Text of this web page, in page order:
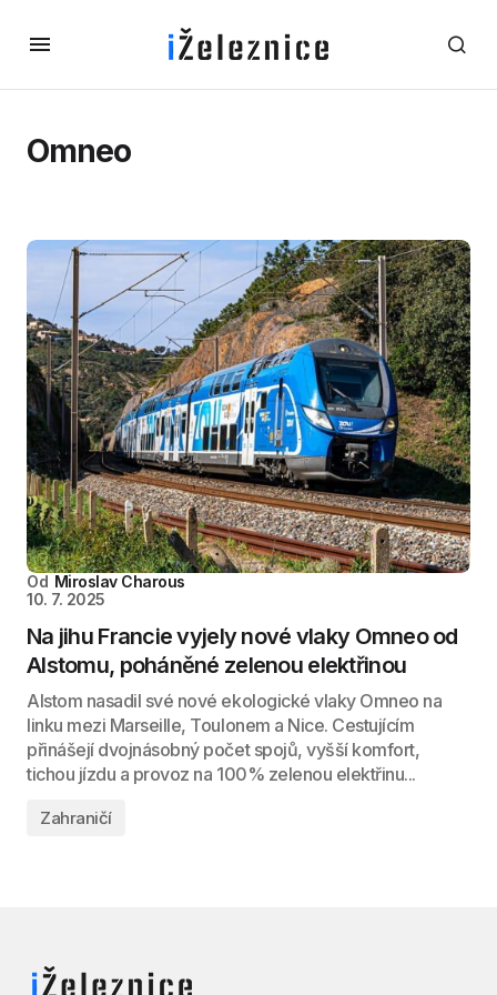
Omneo
Od Miroslav Charous
10. 7. 2025
Na jihu Francie vyjely nové vlaky Omneo od
Alstomu, poháněné zelenou elektřinou
Alstom nasadil své nové ekologické vlaky Omneo na
linku mezi Marseille, Toulonem a Nice. Cestujícím
přinášejí dvojnásobný počet spojů, vyšší komfort,
tichou jízdu a provoz na 100% zelenou elektřinu...
Zahraničí